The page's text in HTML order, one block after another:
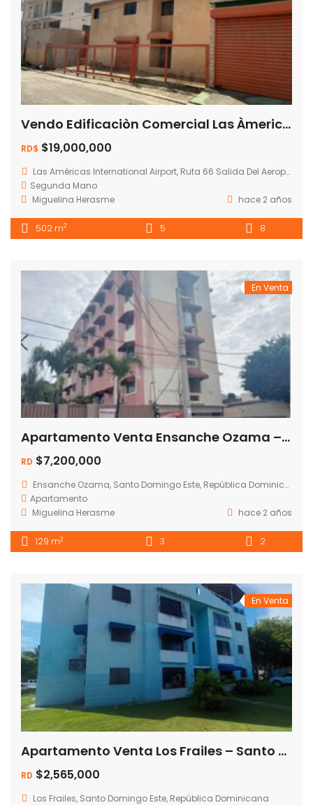
Vendo Edificaciòn Comercial Las Àmerica – Los Frailes
RD$ $19,000,000
Las Américas International Airport, Ruta 66 Salida Del Aeropuerto Las Americas, Santo Domingo, República Dominicana
Segunda Mano
Miguelina Herasme
hace 2 años
502 m2 5 8
En Venta
Apartamento Venta Ensanche Ozama – Santo Domingo
RD $7,200,000
Ensanche Ozama, Santo Domingo Este, República Dominicana
Apartamento
Miguelina Herasme
hace 2 años
129 m2 3 2
En Venta
Apartamento Venta Los Frailes – Santo Domingo Este RD$2.565.000 · Disponible
RD $2,565,000
Los Frailes, Santo Domingo Este, República Dominicana